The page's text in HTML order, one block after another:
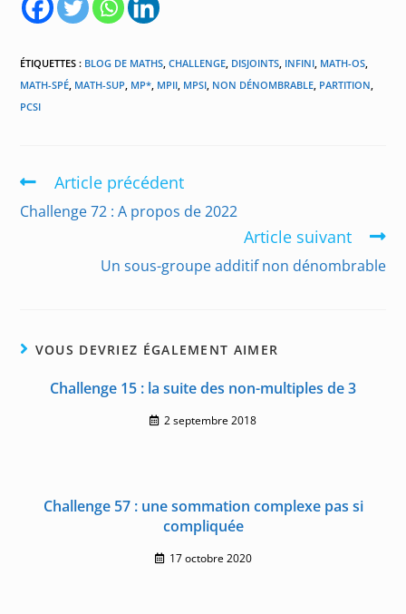
ÉTIQUETTES : BLOG DE MATHS, CHALLENGE, DISJOINTS, INFINI, MATH-OS,
MATH-SPÉ, MATH-SUP, MP*, MPII, MPSI, NON DÉNOMBRABLE, PARTITION,
PCSI
Read
articles
Article précédent
Challenge 72 : A propos de 2022
Article suivant
Un sous-groupe additif non dénombrable
VOUS DEVRIEZ ÉGALEMENT AIMER
Challenge 15 : la suite des non-multiples de 3
2 septembre 2018
Challenge 57 : une sommation complexe pas si
compliquée
17 octobre 2020